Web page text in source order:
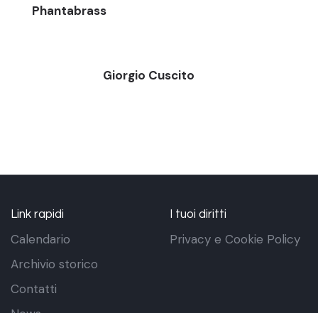
Phantabrass
Giorgio Cuscito
Link rapidi
Calendario
Archivio storico
Contatti
I tuoi diritti
Privacy e Cookie Policy